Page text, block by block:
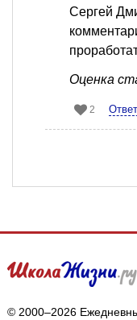
Сергей
Оценка
2
© 2000–2026